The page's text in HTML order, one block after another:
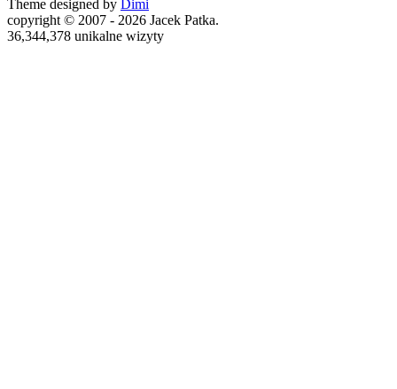
Theme designed by Dimi
copyright © 2007 - 2026 Jacek Patka.
36,344,378 unikalne wizyty